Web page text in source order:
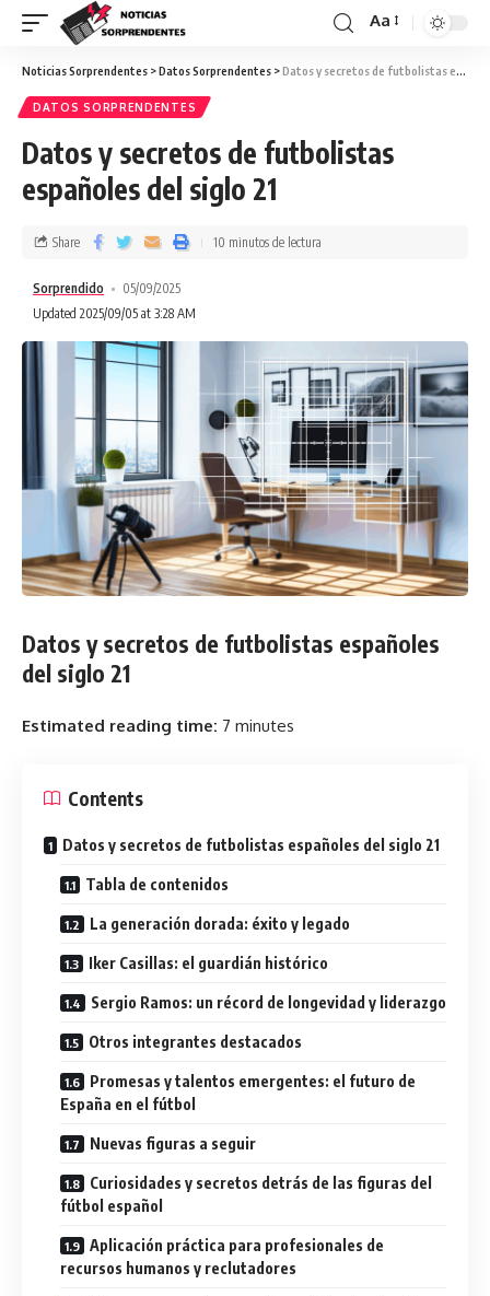
Aa
Noticias Sorprendentes >Datos Sorprendentes >Datos y secretos de futbolistas españoles del siglo 21
DATOS SORPRENDENTES
Datos y secretos de futbolistas
españoles del siglo 21
Sorprendido
05/09/2025
Updated 2025/09/05 at 3:28 AM
Share 10 minutos de lectura
Datos y secretos de futbolistas españoles
del siglo 21
Estimated reading time: 7 minutes
Contents
Datos y secretos de futbolistas españoles del siglo 21
Tabla de contenidos
La generación dorada: éxito y legado
Iker Casillas: el guardián histórico
Sergio Ramos: un récord de longevidad y liderazgo
Otros integrantes destacados
Promesas y talentos emergentes: el futuro de
España en el fútbol
Nuevas figuras a seguir
Curiosidades y secretos detrás de las figuras del
fútbol español
Aplicación práctica para profesionales de
recursos humanos y reclutadores